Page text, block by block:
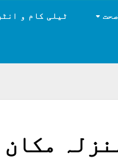
صحت ٹیلی کام و
مکان